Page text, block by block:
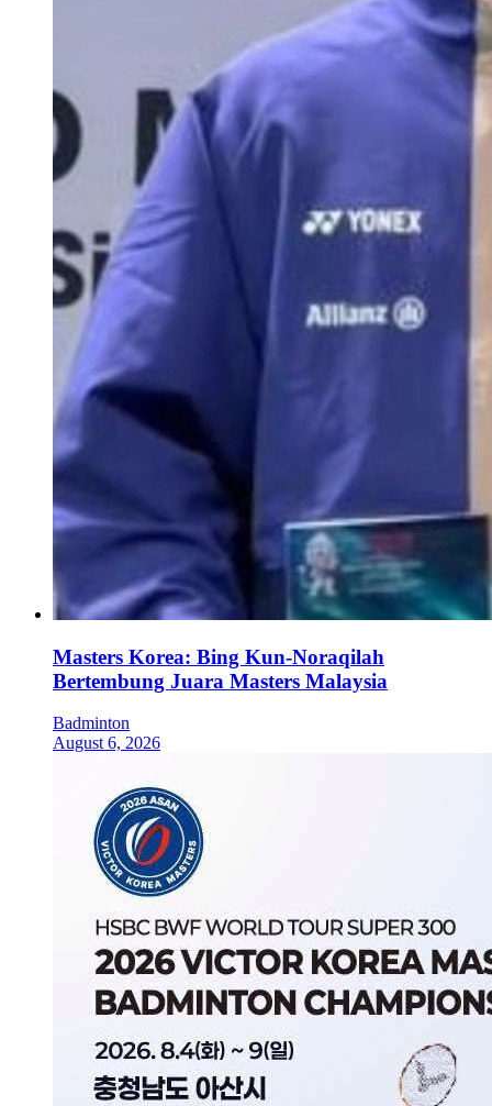
Masters Korea: Bing Kun-Noraqilah
Bertembung Juara Masters Malaysia
Badminton
August 6, 2026